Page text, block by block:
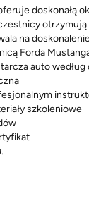
doskonałą
na
Forda
auto
szkoleniowe